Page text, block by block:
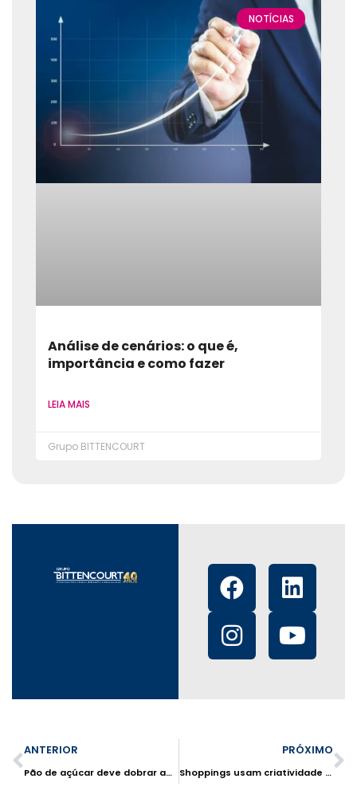
NOTÍCIAS
Análise de cenários: o que é,
importância e como fazer
LEIA MAIS
Grupo BITTENCOURT
ANTERIOR
Pão de açúcar deve dobrar aposta no setor de atacarejo
PRÓXIMO
Shoppings usam criatividade para ocupar espaços ociosos